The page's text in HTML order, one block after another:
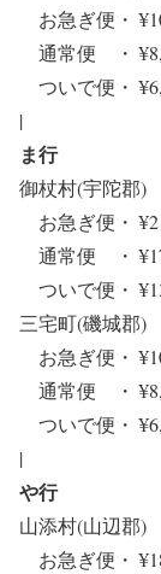
お急ぎ便・
通常便 ・
ついで便・
|
ま行
御杖村(宇陀郡)
お急ぎ便・
通常便 ・
ついで便・
三宅町(磯城郡)
お急ぎ便・
通常便 ・
ついで便・
|
や行
山添村(山辺郡)
お急ぎ便・